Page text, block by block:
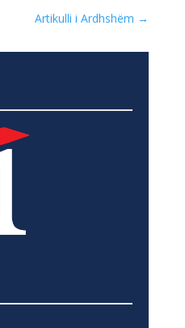
Artikulli i Ardhshëm →